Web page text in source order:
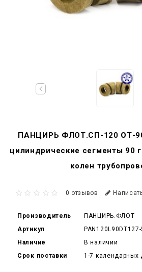
ПАНЦИРЬ ФЛОТ.СП-120 ОТ-
цилиндрические сегменты 90
колен
0 отзывов
Производитель
ПАНЦИРЬ.ФЛОТ
Артикул
Наличие
В наличии
Срок поставки
1-7 календарных